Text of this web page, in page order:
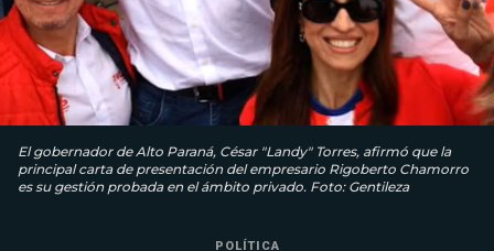
El gobernador de Alto Paraná, César "Landy" Torres, afirmó que la
principal carta de presentación del empresario Rigoberto Chamorro
es su gestión probada en el ámbito privado. Foto: Gentileza
POLÍTICA